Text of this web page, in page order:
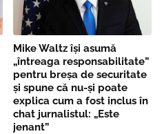
Mike Waltz îşi asumă
„întreaga responsabilitate”
pentru breşa de securitate
și spune că nu-și poate
explica cum a fost inclus în
chat jurnalistul: „Este
jenant”